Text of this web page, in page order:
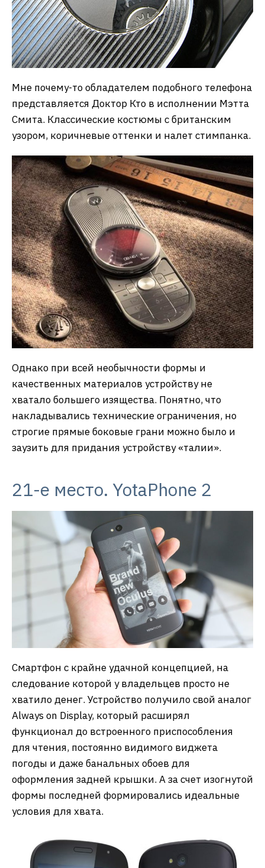
Мне почему-то обладателем подобного телефона
представляется Доктор Кто в исполнении Мэтта
Смита. Классические костюмы с британским
узором, коричневые оттенки и налет стимпанка.
Однако при всей необычности формы и
качественных материалов устройству не
хватало большего изящества. Понятно, что
накладывались технические ограничения, но
строгие прямые боковые грани можно было и
заузить для придания устройству «талии».
21-е место. YotaPhone 2
Смартфон с крайне удачной концепцией, на
следование которой у владельцев просто не
хватило денег. Устройство получило свой аналог
Always on Display, который расширял
функционал до встроенного приспособления
для чтения, постоянно видимого виджета
погоды и даже банальных обоев для
оформления задней крышки. А за счет изогнутой
формы последней формировались идеальные
условия для хвата.